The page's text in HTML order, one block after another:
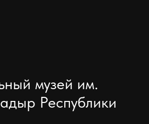
музей им.
Республики